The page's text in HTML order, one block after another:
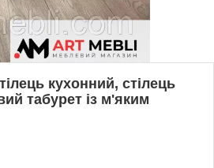
кухонний, стілець
табурет із м'яким